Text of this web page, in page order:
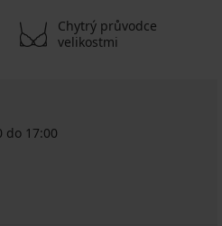
Chytrý průvodce
velikostmi
do 17:00